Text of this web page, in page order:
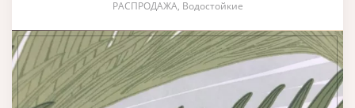
РАСПРОДАЖА, Водостойкие